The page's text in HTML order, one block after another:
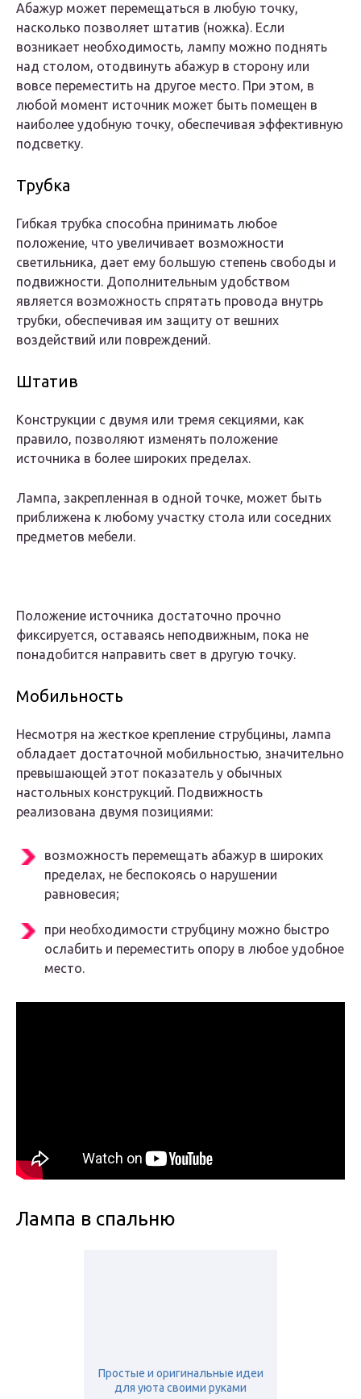
Абажур может перемещаться в любую точку,
насколько позволяет штатив (ножка). Если
возникает необходимость, лампу можно поднять
над столом, отодвинуть абажур в сторону или
вовсе переместить на другое место. При этом, в
любой момент источник может быть помещен в
наиболее удобную точку, обеспечивая эффективную
подсветку.
Трубка
Гибкая трубка способна принимать любое
положение, что увеличивает возможности
светильника, дает ему большую степень свободы и
подвижности. Дополнительным удобством
является возможность спрятать провода внутрь
трубки, обеспечивая им защиту от вешних
воздействий или повреждений.
Штатив
Конструкции с двумя или тремя секциями, как
правило, позволяют изменять положение
источника в более широких пределах.
Лампа, закрепленная в одной точке, может быть
приближена к любому участку стола или соседних
предметов мебели.
Положение источника достаточно прочно
фиксируется, оставаясь неподвижным, пока не
понадобится направить свет в другую точку.
Мобильность
Несмотря на жесткое крепление струбцины, лампа
обладает достаточной мобильностью, значительно
превышающей этот показатель у обычных
настольных конструкций. Подвижность
реализована двумя позициями:
возможность перемещать абажур в широких
пределах, не беспокоясь о нарушении
равновесия;
при необходимости струбцину можно быстро
ослабить и переместить опору в любое удобное
место.
Лампа в спальню
Простые и оригинальные идеи
для уюта своими руками